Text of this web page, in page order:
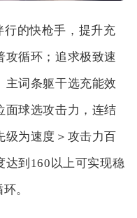
行的快枪手，提升充
攻循环；追求极致速
主词条躯干选充能效
面球选攻击力，连结
级为速度＞攻击力百
达到160以上可实现稳
。